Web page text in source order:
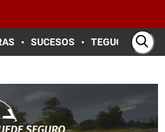
SUCESOS TEGUCIGALPA